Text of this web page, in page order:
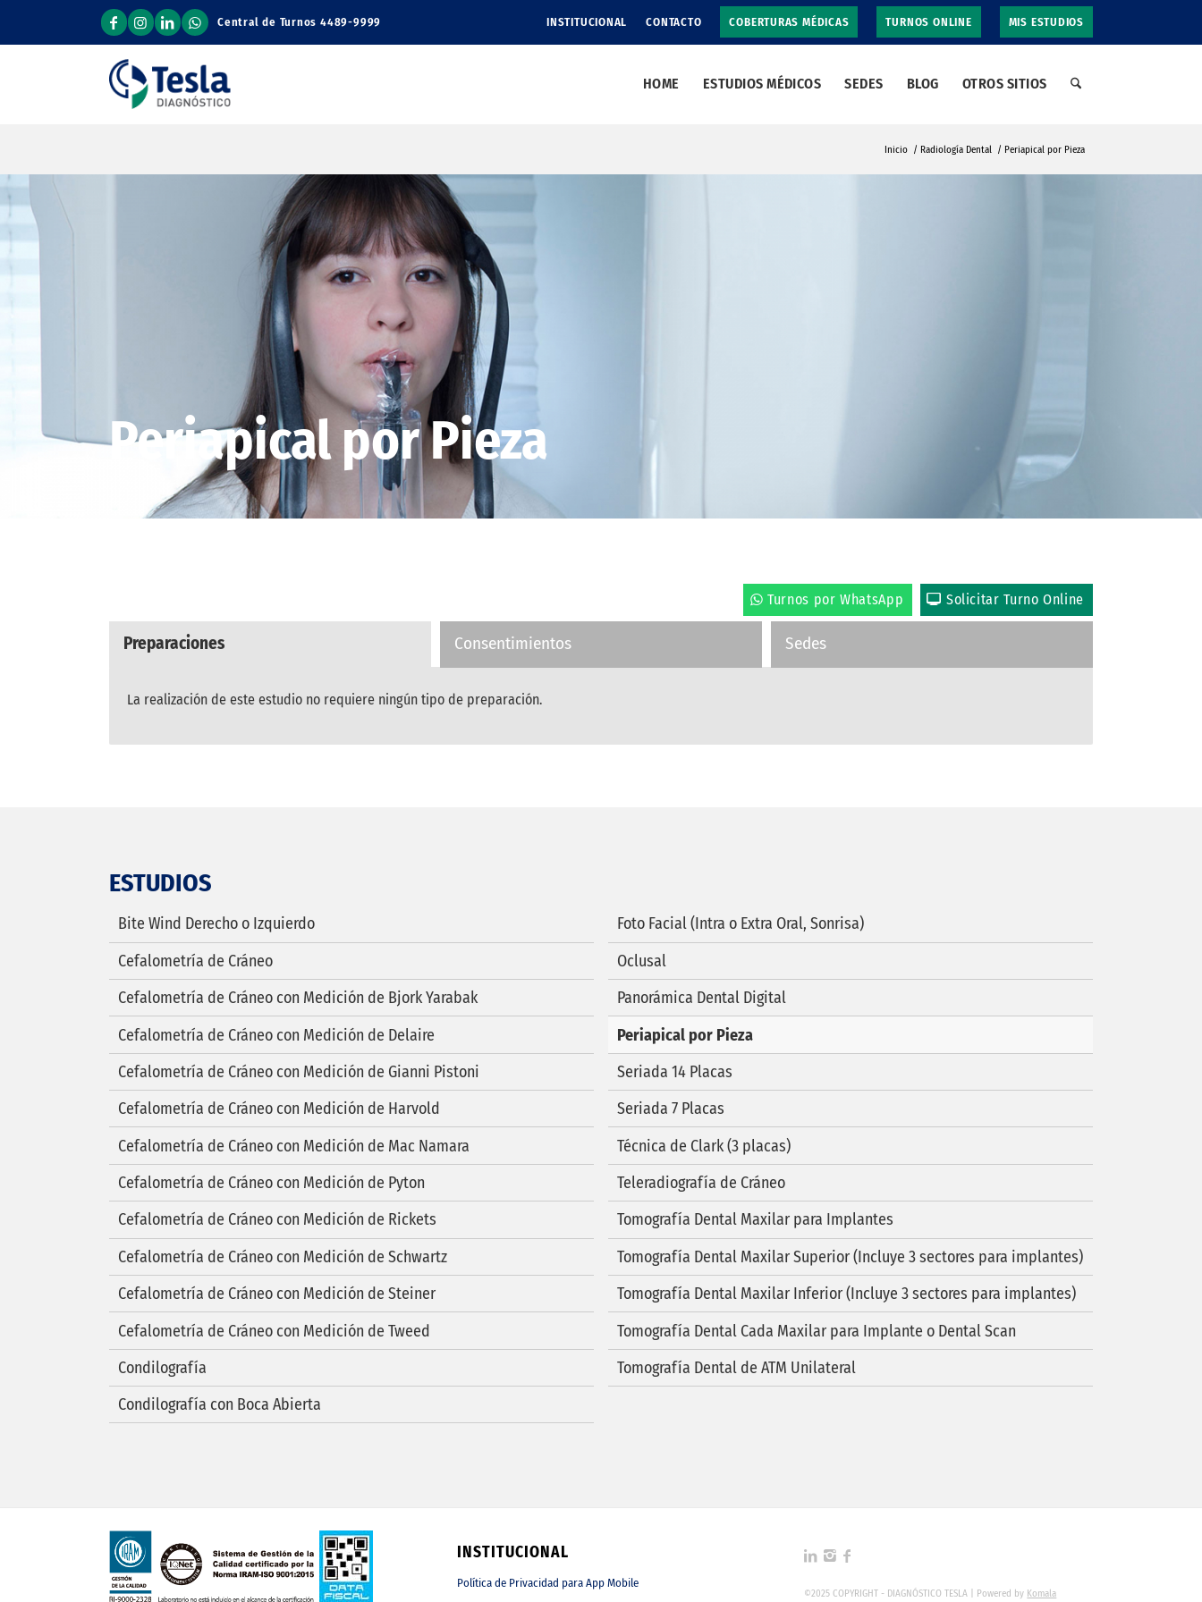
INSTITUCIONAL CONTACTO COBERTURAS MÉDICAS TURNOS ONLINE MIS ESTUDIOS
Central de Turnos4489-9999
HOME ESTUDIOS MÉDICOS SEDES BLOG OTROS SITIOS
Inicio / Radiología Dental / Periapical por Pieza
Periapical por Pieza
Turnos por WhatsApp Solicitar Turno Online
Preparaciones Consentimientos Sedes
La realización de este estudio no requiere ningún tipo de preparación.
ESTUDIOS
Bite Wind Derecho o Izquierdo
Cefalometría de Cráneo
Cefalometría de Cráneo con Medición de Bjork Yarabak
Cefalometría de Cráneo con Medición de Delaire
Cefalometría de Cráneo con Medición de Gianni Pistoni
Cefalometría de Cráneo con Medición de Harvold
Cefalometría de Cráneo con Medición de Mac Namara
Cefalometría de Cráneo con Medición de Pyton
Cefalometría de Cráneo con Medición de Rickets
Cefalometría de Cráneo con Medición de Schwartz
Cefalometría de Cráneo con Medición de Steiner
Cefalometría de Cráneo con Medición de Tweed
Condilografía
Condilografía con Boca Abierta
Foto Facial (Intra o Extra Oral, Sonrisa)
Oclusal
Panorámica Dental Digital
Periapical por Pieza
Seriada 14 Placas
Seriada 7 Placas
Técnica de Clark (3 placas)
Teleradiografía de Cráneo
Tomografía Dental Maxilar para Implantes
Tomografía Dental Maxilar Superior (Incluye 3 sectores para implantes)
Tomografía Dental Maxilar Inferior (Incluye 3 sectores para implantes)
Tomografía Dental Cada Maxilar para Implante o Dental Scan
Tomografía Dental de ATM Unilateral
INSTITUCIONAL
Política de Privacidad para App Mobile
©2025 COPYRIGHT - DIAGNÓSTICO TESLA | Powered by Komala